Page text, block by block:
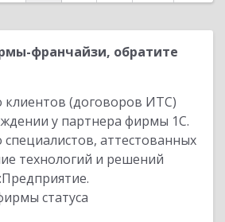
франчайзи, обратите
клиентов (договоров ИТС)
у партнера фирмы 1С.
специалистов, аттестованных
технологий и решений
статуса